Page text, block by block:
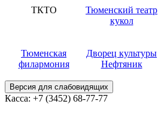
ТКТО
Тюменский театр
кукол
Тюменская
филармония
Дворец культуры
Нефтяник
Версия для слабовидящих
Касса: +7 (3452) 68-77-77